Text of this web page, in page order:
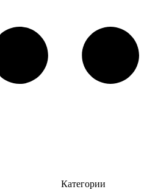
Категории